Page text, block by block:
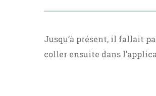
Jusqu’à présent, il fallait
coller ensuite dans